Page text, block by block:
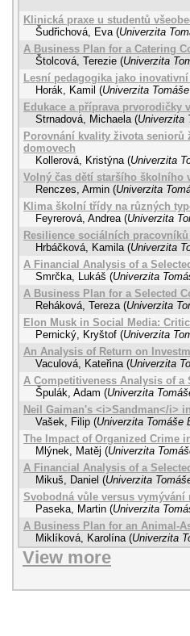
Klinická praxe u studentů
Šudřichová, Eva (Univerzita
A Business Plan for a Catering
Štolcová, Terezie (Univerzita
Lesní pedagogika jako
Horák, Kamil (Univerzita
Edukace a příprava prvorodičky
Strnadová, Michaela (Univerzita
Porovnání kvality života
domovech
Kollerová, Kristýna (Univerzita
Volný čas dětí staršího školního
Renczes, Armin (Univerzita
Klima školní třídy na různých
Feyrerová, Andrea (Univerzita
Resilience sociálních
Hrbáčková, Kamila (Univerzita
A Financial Analysis of a
Smrčka, Lukáš (Univerzita
A Business Plan for a Selected
Reháková, Tereza (Univerzita
Elon Musk in Social Media:
Pernický, Kryštof (Univerzita
An Analysis of Return on
Vaculová, Kateřina (Univerzita
A Competitiveness Analysis of a
Špulák, Adam (Univerzita
Neil Gaiman's <i>Sandman</i>
Vašek, Filip (Univerzita Tomáše
The Impact of Organized Crime
Mlýnek, Matěj (Univerzita
A Financial Analysis of a
Mikuš, Daniel (Univerzita
Svobodná vůle versus
Paseka, Martin (Univerzita
A Business Plan for an Animal-
Miklíková, Karolína (Univerzita
View more